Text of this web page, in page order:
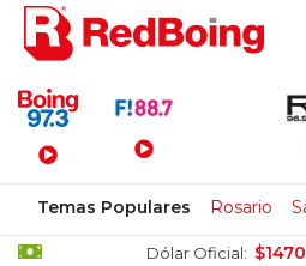
Menú Principal
Temas Populares Rosario
Dólar Oficial: $1470 / $1520